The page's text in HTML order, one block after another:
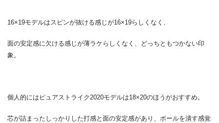
16×19モデルはスピンが抜ける感じが16×19らしくなく、
面の安定感に欠ける感じが薄ラケらしくなく、どっちともつかない印
象。
個人的にはピュアストライク2020モデルは18×20のほうがおすすめ。
芯が詰まったしっかりした打感と面の安定感があり、ボールを潰す感覚